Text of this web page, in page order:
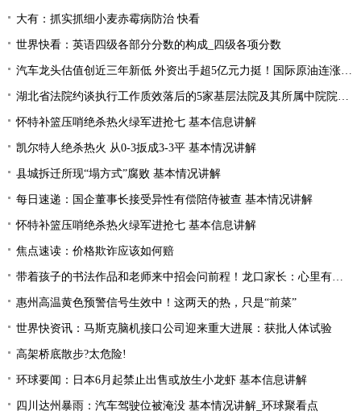
大有：抓实抓细小麦赤霉病防治 快看
世界快看：英语四级各部分分数的构成_四级各项分数
汽车龙头估值创近三年新低 外资出手超5亿元力挺！国际原油连涨两周 “聪明资金”加仓能源行业
湖北省法院约谈执行工作质效落后的5家基层法院及其所属中院院长|当前焦点
怀特补篮压哨绝杀热火绿军进抢七 基本信息讲解
凯尔特人绝杀热火 从0-3扳成3-3平 基本情况讲解
县城拆迁所现“塌方式”腐败 基本情况讲解
每日速递：国企董事长接受异性有偿陪侍被查 基本情况讲解
怀特补篮压哨绝杀热火绿军进抢七 基本信息讲解
焦点速读：价格欺诈应该如何赔
带着孩子的书法作品和老师来中招会问前程！龙口家长：心里有底了
惠州高温黄色预警信号生效中！这两天的热，只是“前菜”
世界快资讯：马斯克脑机接口公司迎来重大进展：获批人体试验
高架桥底散步?太危险!
环球要闻：日本6月起禁止出售或放生小龙虾 基本信息讲解
四川达州暴雨：汽车驾驶位被淹没 基本情况讲解_环球聚看点